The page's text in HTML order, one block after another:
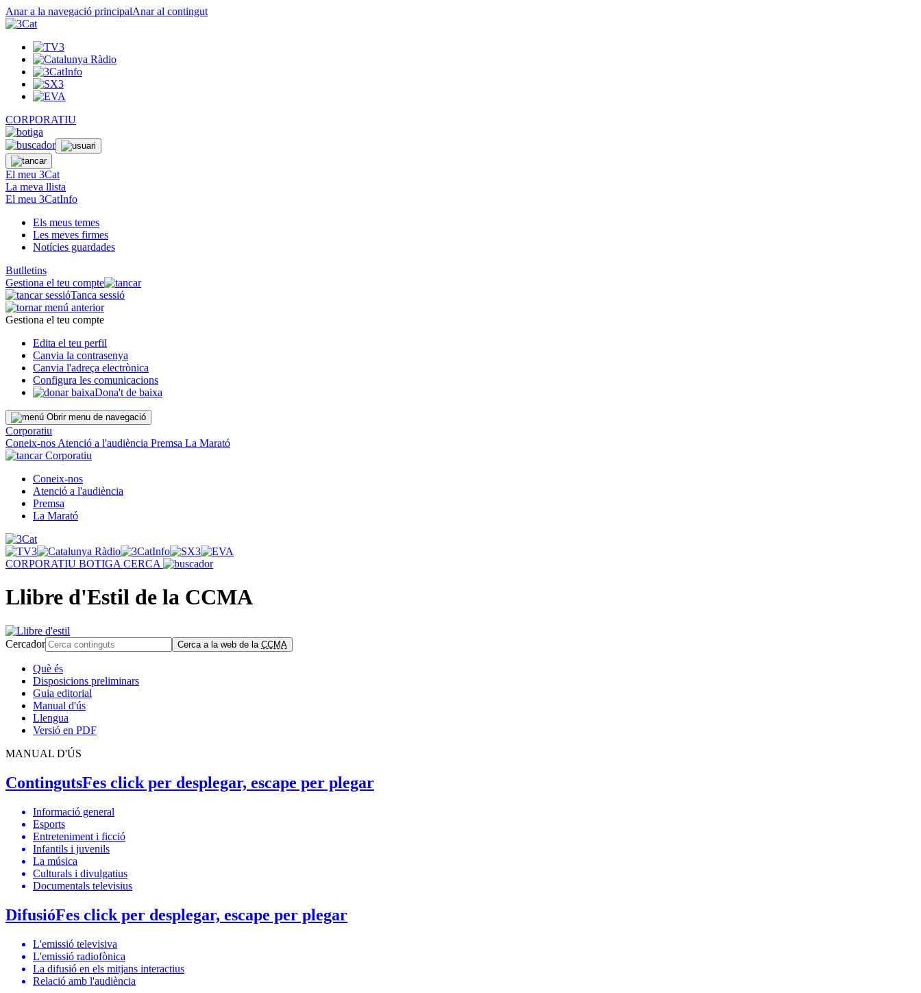
Anar a la navegació principalAnar al contingut
CORPORATIU
El meu 3Cat
La meva llista
El meu 3CatInfo
Els meus temes
Les meves firmes
Notícies guardades
Butlletins
Gestiona el teu compte
Tanca sessió
Gestiona el teu compte
Edita el teu perfil
Canvia la contrasenya
Canvia l'adreça electrònica
Configura les comunicacions
Dona't de baixa
Obrir menu de navegació
Corporatiu
Coneix-nos Atenció a l'audiència Premsa La Marató
Corporatiu
Coneix-nos
Atenció a l'audiència
Premsa
La Marató
CORPORATIU BOTIGA CERCA
Llibre d'Estil de la CCMA
Cercador Cerca a la web de la CCMA
Què és
Disposicions preliminars
Guia editorial
Manual d'ús
Llengua
Versió en PDF
MANUAL D'ÚS
ContingutsFes click per desplegar, escape per plegar
Informació general
Esports
Entreteniment i ficció
Infantils i juvenils
La música
Culturals i divulgatius
Documentals televisius
DifusióFes click per desplegar, escape per plegar
L'emissió televisiva
L'emissió radiofònica
La difusió en els mitjans interactius
Relació amb l'audiència